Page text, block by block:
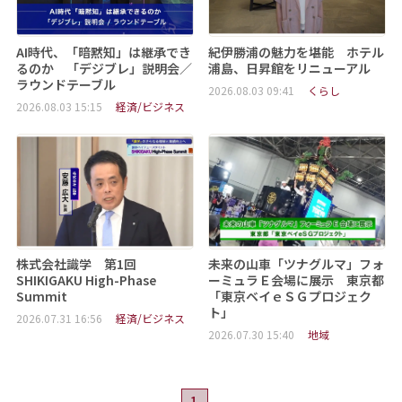
AI時代、「暗黙知」は継承でき
るのか 「デジブレ」説明会／
ラウンドテーブル
2026.08.03 15:15 経済/ビジネス
紀伊勝浦の魅力を堪能 ホテル
浦島、日昇館をリニューアル
2026.08.03 09:41 くらし
株式会社識学 第1回
SHIKIGAKU High-Phase
Summit
2026.07.31 16:56 経済/ビジネス
未来の山車「ツナグルマ」フォ
ーミュラＥ会場に展示 東京都
「東京ベイｅＳＧプロジェク
ト」
2026.07.30 15:40 地域